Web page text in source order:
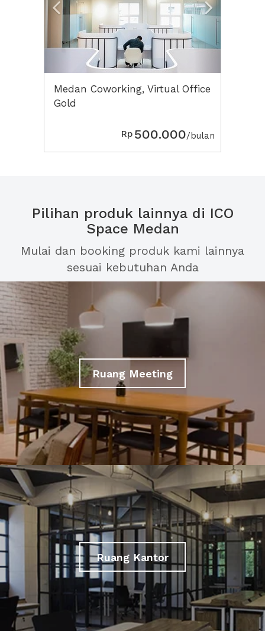
Medan Coworking, Virtual Office
Gold
Rp 500.000/bulan
Pilihan produk lainnya di ICO
Space Medan
Mulai dan booking produk kami lainnya
sesuai kebutuhan Anda
Ruang Meeting
Ruang Kantor